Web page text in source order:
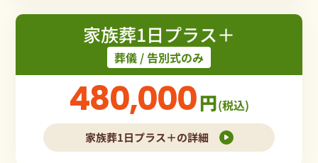
家族葬1日プラス＋
葬儀 / 告別式のみ
480,000円(税込)
家族葬1日プラス＋の詳細